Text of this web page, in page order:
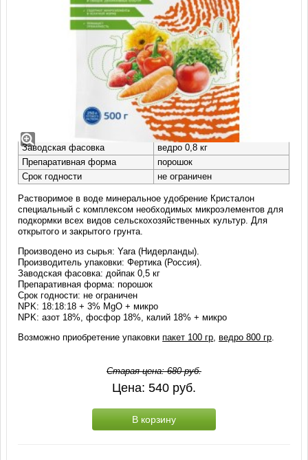
Удобрение Кристалон универсальный
Производство
Фертика (Россия).
Заводская фасовка
ведро 0,8 кг
Препаративная форма
порошок
Срок годности
не ограничен
Растворимое в воде минеральное удобрение Кристалон
специальный с комплексом необходимых микроэлементов для
подкормки всех видов сельскохозяйственных культур. Для
открытого и закрытого грунта.
Производено из сырья: Yara (Нидерланды).
Производитель упаковки: Фертика (Россия).
Заводская фасовка: дойпак 0,5 кг
Препаративная форма: порошок
Срок годности: не ограничен
NPK: 18:18:18 + 3% MgO + микро
NPK: азот 18%, фосфор 18%, калий 18% + микро
Возможно приобретение упаковкипакет 100 гр ,ведро 800 гр
Старая цена:680руб.
Цена: 540 руб.
В корзину